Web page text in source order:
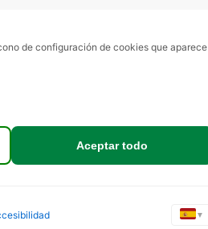
de configuración de cookies que aparece
Aceptar todo
▼